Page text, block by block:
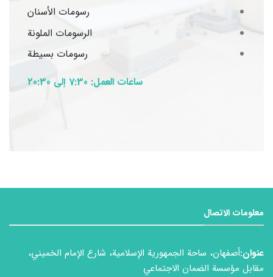
رسومات الأسنان
الرسومات الملونة
رسومات بسيطة
ساعات العمل: 7:30 إلى 20:30
معلومات الاتصال
عنوان:أصفهان، ساحة الجمهورية الإسلامية، شارع الإمام الخميني،
مقابل مؤسسة الضمان الاجتماعي